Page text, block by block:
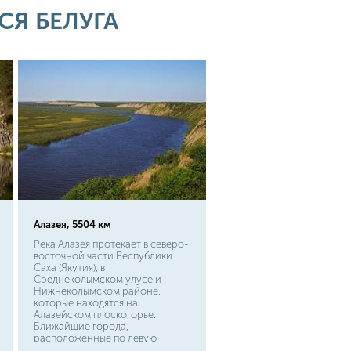
БЕЛУГА
Алазея, 5504 км
Река Алазея протекает в северо-
восточной части Республики
Саха (Якутия), в
Среднеколымском улусе и
Нижнеколымском районе,
которые находятся на
Алазейском плоскогорье.
Ближайшие города,
расположенные по левую